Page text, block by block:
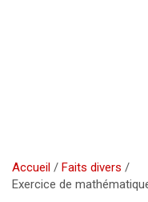
Accueil
Faits divers
Exercice de